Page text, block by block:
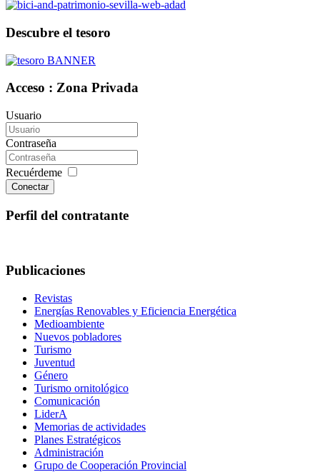
Descubre el tesoro
Acceso : Zona Privada
Usuario
Contraseña
Recuérdeme
Conectar
Perfil del contratante
Publicaciones
Revistas
Energías Renovables y Eficiencia Energética
Medioambiente
Nuevos pobladores
Turismo
Juventud
Género
Turismo ornitológico
Comunicación
LiderA
Memorias de actividades
Planes Estratégicos
Administración
Grupo de Cooperación Provincial